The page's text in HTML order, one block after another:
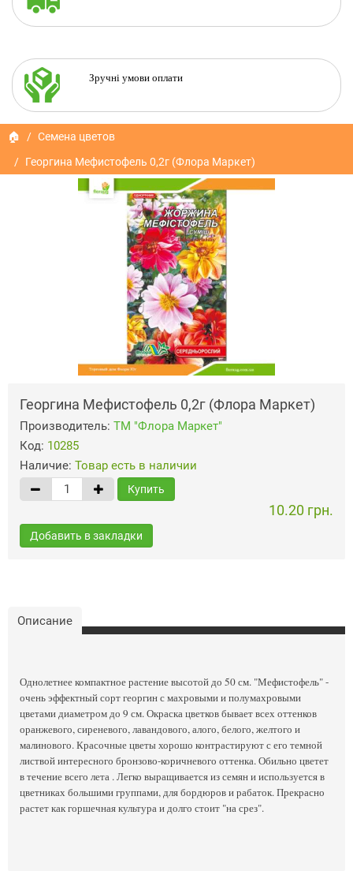
Зручні умови оплати
🏠
Семена цветов
Георгина Мефистофель 0,2г (Флора Маркет)
Георгина Мефистофель 0,2г (Флора Маркет)
Производитель: ТМ "Флора Маркет"
Код: 10285
Наличие: Товар есть в наличии
Купить
10.20 грн.
Добавить в закладки
Описание
Однолетнее компактное растение высотой до 50 см. "Мефистофель" -
очень эффектный сорт георгин с махровыми и полумахровыми
цветами диаметром до 9 см. Окраска цветков бывает всех оттенков
оранжевого, сиреневого, лавандового, алого, белого, желтого и
малинового. Красочные цветы хорошо контрастируют с его темной
листвой интересного бронзово-коричневого оттенка. Обильно цветет
в течение всего лета . Легко выращивается из семян и используется в
цветниках большими группами, для бордюров и рабаток. Прекрасно
растет как горшечная культура и долго стоит "на срез".